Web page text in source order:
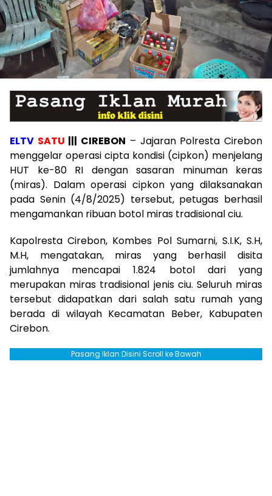
ELTV SATU ||| CIREBON – Jajaran Polresta Cirebon
menggelar operasi cipta kondisi (cipkon) menjelang
HUT ke-80 RI dengan sasaran minuman keras
(miras). Dalam operasi cipkon yang dilaksanakan
pada Senin (4/8/2025) tersebut, petugas berhasil
mengamankan ribuan botol miras tradisional ciu.
Kapolresta Cirebon, Kombes Pol Sumarni, S.I.K, S.H,
M.H, mengatakan, miras yang berhasil disita
jumlahnya mencapai 1.824 botol dari yang
merupakan miras tradisional jenis ciu. Seluruh miras
tersebut didapatkan dari salah satu rumah yang
berada di wilayah Kecamatan Beber, Kabupaten
Cirebon.
Pasang Iklan Disini Scroll ke Bawah